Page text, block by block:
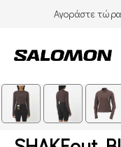
Αγοράστε